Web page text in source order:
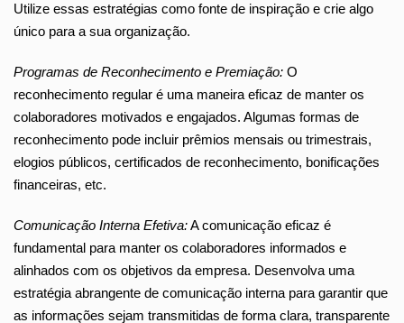
Utilize essas estratégias como fonte de inspiração e crie algo
único para a sua organização.
Programas de Reconhecimento e Premiação: O
reconhecimento regular é uma maneira eficaz de manter os
colaboradores motivados e engajados. Algumas formas de
reconhecimento pode incluir prêmios mensais ou trimestrais,
elogios públicos, certificados de reconhecimento, bonificações
financeiras, etc.
Comunicação Interna Efetiva:A comunicação eficaz é
fundamental para manter os colaboradores informados e
alinhados com os objetivos da empresa. Desenvolva uma
estratégia abrangente de comunicação interna para garantir que
as informações sejam transmitidas de forma clara, transparente